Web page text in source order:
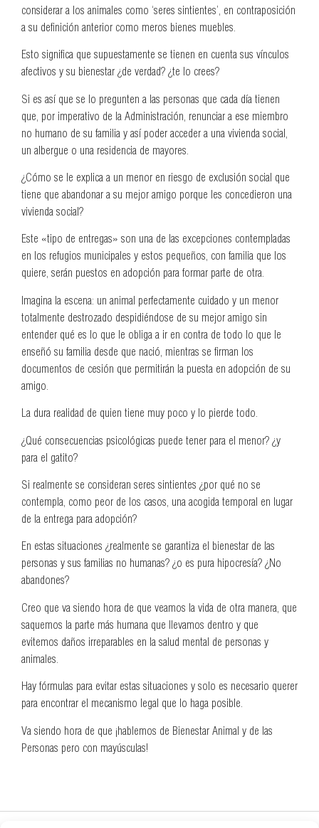
considerar a los animales como ‘seres sintientes’, en contraposición
a su definición anterior como meros bienes muebles.
Esto significa que supuestamente se tienen en cuenta sus vínculos
afectivos y su bienestar ¿de verdad? ¿te lo crees?
Si es así que se lo pregunten a las personas que cada día tienen
que, por imperativo de la Administración, renunciar a ese miembro
no humano de su familia y así poder acceder a una vivienda social,
un albergue o una residencia de mayores.
¿Cómo se le explica a un menor en riesgo de exclusión social que
tiene que abandonar a su mejor amigo porque les concedieron una
vivienda social?
Este «tipo de entregas» son una de las excepciones contempladas
en los refugios municipales y estos pequeños, con familia que los
quiere, serán puestos en adopción para formar parte de otra.
Imagina la escena: un animal perfectamente cuidado y un menor
totalmente destrozado despidiéndose de su mejor amigo sin
entender qué es lo que le obliga a ir en contra de todo lo que le
enseñó su familia desde que nació, mientras se firman los
documentos de cesión que permitirán la puesta en adopción de su
amigo.
La dura realidad de quien tiene muy poco y lo pierde todo.
¿Qué consecuencias psicológicas puede tener para el menor? ¿y
para el gatito?
Si realmente se consideran seres sintientes ¿por qué no se
contempla, como peor de los casos, una acogida temporal en lugar
de la entrega para adopción?
En estas situaciones ¿realmente se garantiza el bienestar de las
personas y sus familias no humanas? ¿o es pura hipocresía? ¿No
abandones?
Creo que va siendo hora de que veamos la vida de otra manera, que
saquemos la parte más humana que llevamos dentro y que
evitemos daños irreparables en la salud mental de personas y
animales.
Hay fórmulas para evitar estas situaciones y solo es necesario querer
para encontrar el mecanismo legal que lo haga posible.
Va siendo hora de que ¡hablemos de Bienestar Animal y de las
Personas pero con mayúsculas!